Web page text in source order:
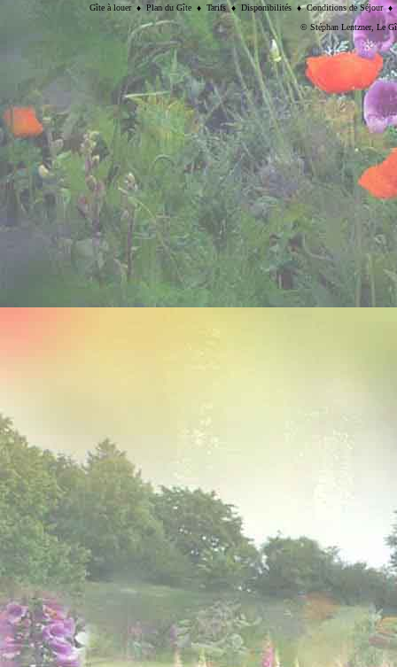
Gîte à louer♦ Plan du Gîte♦ Tarifs♦Disponibilités♦Conditions de Séjour♦
© Stéphan Lentzner, Le